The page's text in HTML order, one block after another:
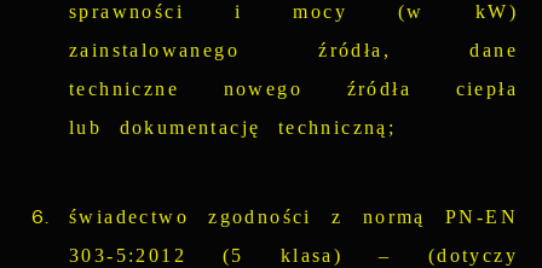
sprawności i mocy (w kW)
zainstalowanego źródła, dane
techniczne nowego źródła ciepła
lub dokumentację techniczną;
świadectwo zgodności z normą PN-EN
303-5:2012 (5 klasa) – (dotyczy